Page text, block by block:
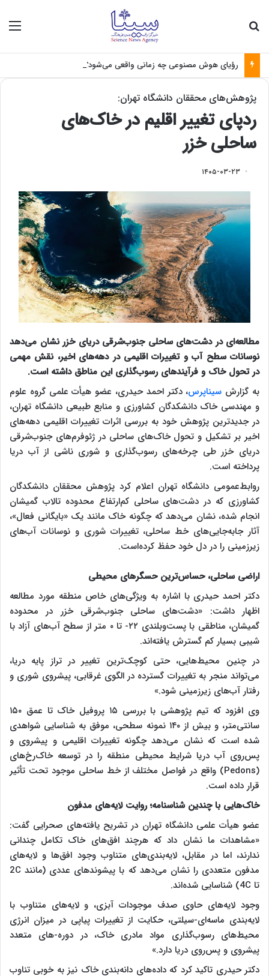
رؤیای هوش مصنوعی چه زمانی واقعی می‌شود؟
پژوهش‌های محققان دانشگاه تهران:
ردپای تغییر اقلیم در خاک‌های
ساحلی خزر
۱۴۰۵-۰۳-۲۳
مطالعه‌ای در دشت‌های ساحلی جنوب‌شرقی دریای خزر نشان می‌دهد
نوسانات سطح آب و تغییرات اقلیمی در دهه‌های اخیر، نقش مهمی
در تحول خاک و فرآیندهای رسوب‌گذاری این مناطق داشته است.
به گزارش سیناپرس، دکتر احمد حیدری، عضو هیأت علمی گروه علوم
و مهندسی خاک دانشکدگان کشاورزی و منابع طبیعی دانشگاه تهران،
در جدیدترین پژوهش خود به بررسی اثرات تغییرات اقلیمی دهه‌های
اخیر بر تشکیل و تحول خاک‌های ساحلی در ژئوفرم‌های جنوب‌شرقی
دریای خزر طی چرخه‌های رسوب‌گذاری و شوری ناشی از آب دریا
پرداخته است.
روابط‌عمومی دانشگاه تهران اعلام کرد پژوهش محققان دانشکدگان
کشاورزی که در دشت‌های ساحلی کم‌ارتفاع محدوده تالاب گمیشان
انجام شده، نشان می‌دهد که چگونه خاک مانند یک «بایگانی فعال»،
آثار جابه‌جایی‌های خط ساحلی، تغییرات شوری و نوسانات آب‌های
زیرزمینی را در دل خود حفظ کرده‌است.
اراضی ساحلی، حساس‌ترین حسگرهای محیطی
دکتر احمد حیدری با اشاره به ویژگی‌های خاص منطقه مورد مطالعه
اظهار داشت: «دشت‌های ساحلی جنوب‌شرقی خزر در محدوده
گمیشان، مناطقی با پست‌وبلندی ۲۲- تا ۰ متر از سطح آب‌های آزاد با
شیبی بسیار کم گسترش یافته‌اند.
در چنین محیط‌هایی، حتی کوچک‌ترین تغییر در تراز پایه دریا،
می‌تواند منجر به تغییرات گسترده در الگوی غرقابی، پیشروی شوری و
رفتار آب‌های زیرزمینی شود.»
وی افزود که تیم پژوهشی با بررسی ۱۵ پروفیل خاک تا عمق ۱۵۰
سانتی‌متر، و بیش از ۱۴۰ نمونه سطحی، موفق به شناسایی شواهدی
شده است که نشان می‌دهد چگونه تغییرات اقلیمی و پیشروی و
پس‌روی آب دریا شرایط محیطی منطقه را در توسعه خاک‌رخ‌های
(Pedons) واقع در فواصل مختلف از خط ساحلی موجود تحت تأثیر
قرار داده است.
خاک‌هایی با چندین شناسنامه؛ روایت لایه‌های مدفون
عضو هیأت علمی دانشگاه تهران در تشریح یافته‌های صحرایی گفت:
«مشاهدات ما نشان داد که هرچند افق‌های خاک تکامل چندانی
ندارند، اما در مقابل، لایه‌بندی‌های متناوب وجود افق‌ها و لایه‌های
مدفون متعددی را نشان می‌دهد که با پیشوندهای عددی (مانند 2C
تا 4C) شناسایی شده‌اند.
وجود لایه‌های حاوی صدف موجودات آبزی، و لایه‌های متناوب با
لایه‌بندی ماسه‌ای-سیلتی، حکایت از تغییرات پیاپی در میزان انرژی
محیط‌های رسوب‌گذاری مواد مادری خاک، در دوره-های متعدد
پیشروی و پس‌روی دریا دارد.»
دکتر حیدری تاکید کرد که داده‌های دانه‌بندی خاک نیز به خوبی تناوب